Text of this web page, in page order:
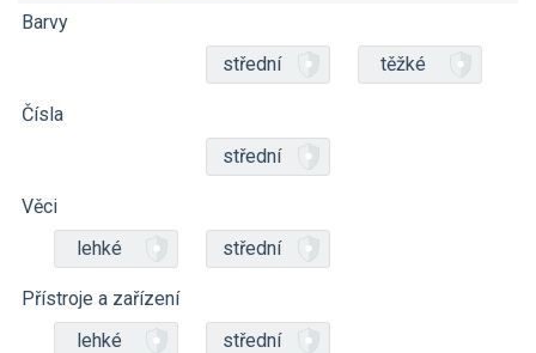
Barvy
střední
těžké
Čísla
střední
Věci
lehké
střední
Přístroje a zařízení
lehké
střední